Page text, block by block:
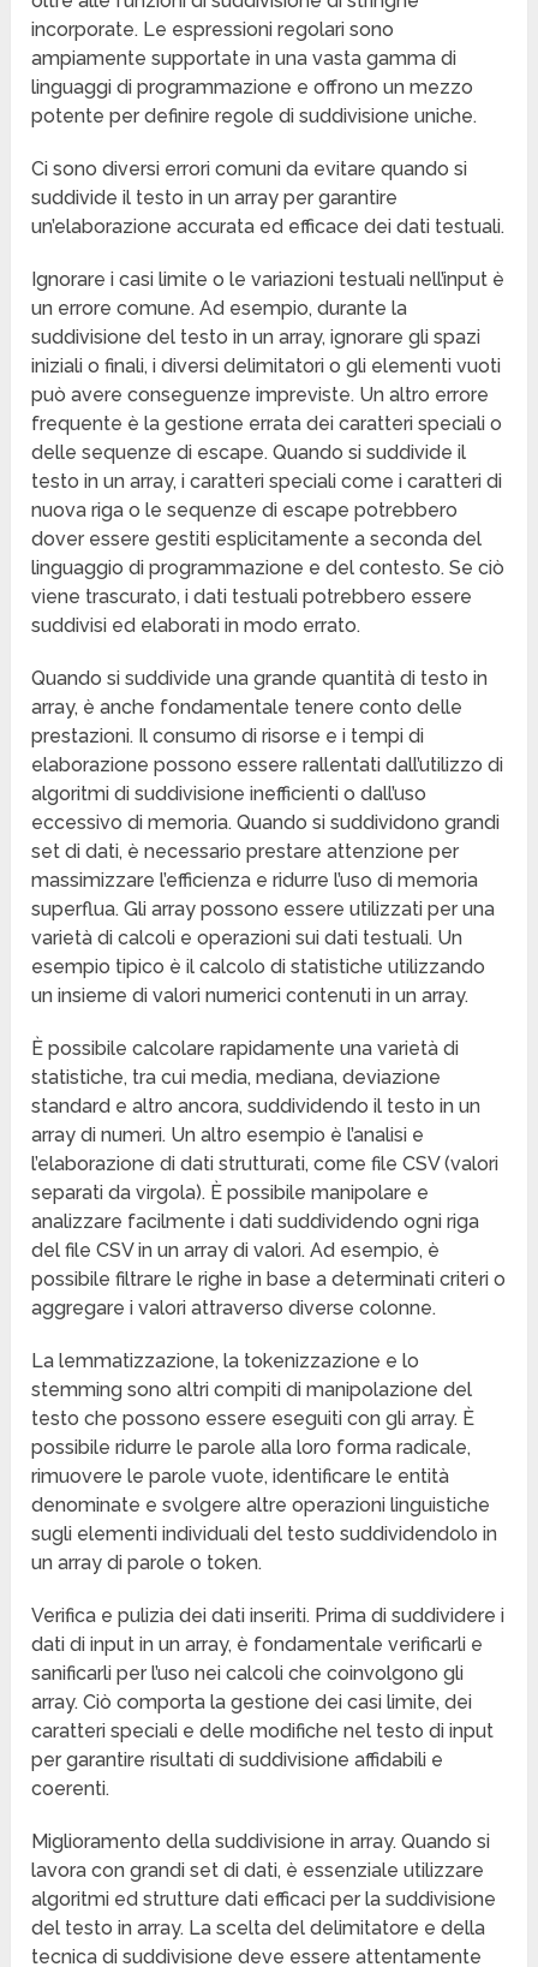
incorporate. Le espressioni regolari sono
ampiamente supportate in una vasta gamma di
linguaggi di programmazione e offrono un mezzo
potente per definire regole di suddivisione uniche.
Ci sono diversi errori comuni da evitare quando si
suddivide il testo in un array per garantire
un’elaborazione accurata ed efficace dei dati testuali.
Ignorare i casi limite o le variazioni testuali nell’input è
un errore comune. Ad esempio, durante la
suddivisione del testo in un array, ignorare gli spazi
iniziali o finali, i diversi delimitatori o gli elementi vuoti
può avere conseguenze impreviste. Un altro errore
frequente è la gestione errata dei caratteri speciali o
delle sequenze di escape. Quando si suddivide il
testo in un array, i caratteri speciali come i caratteri di
nuova riga o le sequenze di escape potrebbero
dover essere gestiti esplicitamente a seconda del
linguaggio di programmazione e del contesto. Se ciò
viene trascurato, i dati testuali potrebbero essere
suddivisi ed elaborati in modo errato.
Quando si suddivide una grande quantità di testo in
array, è anche fondamentale tenere conto delle
prestazioni. Il consumo di risorse e i tempi di
elaborazione possono essere rallentati dall’utilizzo di
algoritmi di suddivisione inefficienti o dall’uso
eccessivo di memoria. Quando si suddividono grandi
set di dati, è necessario prestare attenzione per
massimizzare l’efficienza e ridurre l’uso di memoria
superflua. Gli array possono essere utilizzati per una
varietà di calcoli e operazioni sui dati testuali. Un
esempio tipico è il calcolo di statistiche utilizzando
un insieme di valori numerici contenuti in un array.
È possibile calcolare rapidamente una varietà di
statistiche, tra cui media, mediana, deviazione
standard e altro ancora, suddividendo il testo in un
array di numeri. Un altro esempio è l’analisi e
l’elaborazione di dati strutturati, come file CSV (valori
separati da virgola). È possibile manipolare e
analizzare facilmente i dati suddividendo ogni riga
del file CSV in un array di valori. Ad esempio, è
possibile filtrare le righe in base a determinati criteri o
aggregare i valori attraverso diverse colonne.
La lemmatizzazione, la tokenizzazione e lo
stemming sono altri compiti di manipolazione del
testo che possono essere eseguiti con gli array. È
possibile ridurre le parole alla loro forma radicale,
rimuovere le parole vuote, identificare le entità
denominate e svolgere altre operazioni linguistiche
sugli elementi individuali del testo suddividendolo in
un array di parole o token.
Verifica e pulizia dei dati inseriti. Prima di suddividere i
dati di input in un array, è fondamentale verificarli e
sanificarli per l’uso nei calcoli che coinvolgono gli
array. Ciò comporta la gestione dei casi limite, dei
caratteri speciali e delle modifiche nel testo di input
per garantire risultati di suddivisione affidabili e
coerenti.
Miglioramento della suddivisione in array. Quando si
lavora con grandi set di dati, è essenziale utilizzare
algoritmi ed strutture dati efficaci per la suddivisione
del testo in array. La scelta del delimitatore e della
tecnica di suddivisione deve essere attentamente